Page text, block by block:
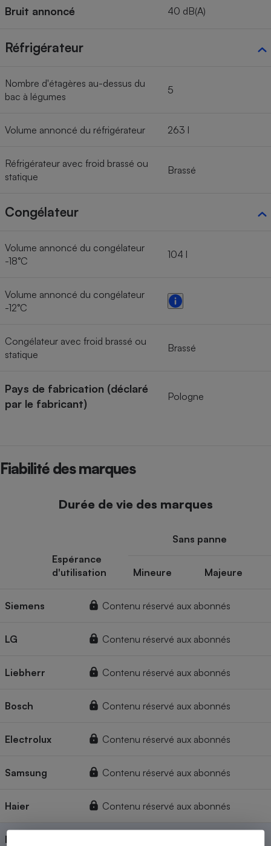
Bruit annoncé 40 dB(A)
Réfrigérateur
Nombre d'étagères au-dessus du
bac à légumes
5
Volume annoncé du réfrigérateur 263 l
Réfrigérateur avec froid brassé ou
statique
Brassé
Congélateur
Volume annoncé du congélateur
-18°C
104 l
Volume annoncé du congélateur
-12°C
Congélateur avec froid brassé ou
statique
Brassé
Pays de fabrication (déclaré
par le fabricant)
Pologne
Fiabilité des marques
Durée de vie des marques
Espérance
d'utilisation
Sans panne
Mineure Majeure
Siemens Contenu réservé aux abonnés
LG Contenu réservé aux abonnés
Liebherr Contenu réservé aux abonnés
Bosch Contenu réservé aux abonnés
Electrolux Contenu réservé aux abonnés
Samsung Contenu réservé aux abonnés
Haier Contenu réservé aux abonnés
Indesit